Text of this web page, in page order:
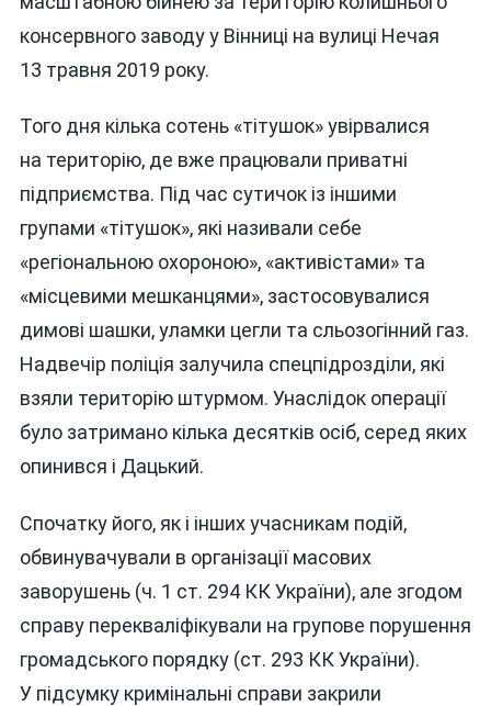
консервного заводу у Вінниці на вулиці Нечая
13 травня 2019 року.
Того дня кілька сотень «тітушок» увірвалися
на територію, де вже працювали приватні
підприємства. Під час сутичок із іншими
групами «тітушок», які називали себе
«регіональною охороною», «активістами» та
«місцевими мешканцями», застосовувалися
димові шашки, уламки цегли та сльозогінний газ.
Надвечір поліція залучила спецпідрозділи, які
взяли територію штурмом. Унаслідок операції
було затримано кілька десятків осіб, серед яких
опинився і Дацький.
Спочатку його, як і інших учасникам подій,
обвинувачували в організації масових
заворушень (ч. 1 ст. 294 КК України), але згодом
справу перекваліфікували на групове порушення
громадського порядку (ст. 293 КК України).
У підсумку кримінальні справи закрили